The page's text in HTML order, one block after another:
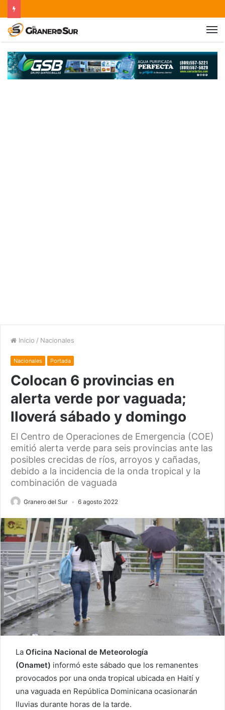
Inicio / Nacionales
Nacionales Portada
Colocan 6 provincias en
alerta verde por vaguada;
lloverá sábado y domingo
El Centro de Operaciones de Emergencia (COE)
emitió alerta verde para seis provincias ante las
posibles crecidas de ríos, arroyos y cañadas,
debido a la incidencia de la onda tropical y la
combinación de vaguada
Granero del Sur 6 agosto 2022
La Oficina Nacional de Meteorología
(Onamet) informó este sábado que los remanentes
provocados por una onda tropical ubicada en Haití y
una vaguada en República Dominicana ocasionarán
lluvias durante horas de la tarde.